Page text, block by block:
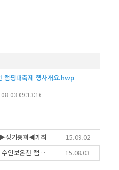
캠핑대축제 행사개요.hwp
08-03 09:13:16
정기총회◀개최
15.09.02
2015년 대한민국 수안보온천 캠핑대축제 후원의 건
15.08.03